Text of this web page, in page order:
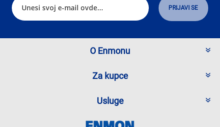
O Enmonu
Za kupce
Usluge